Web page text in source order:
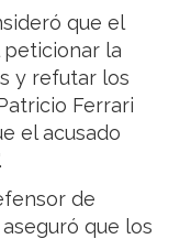
que el
peticionar la
y refutar los
Ferrari
el acusado
de
que los